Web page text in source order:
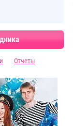
Отчеты